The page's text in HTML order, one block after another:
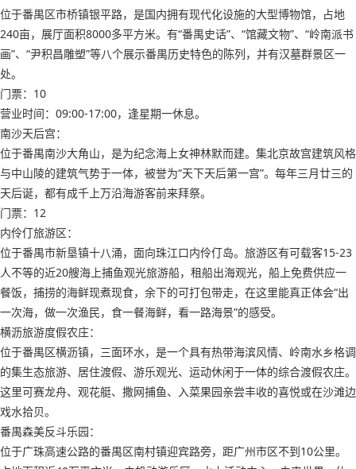
位于番禺区市桥镇银平路，是国内拥有现代化设施的大型博物馆，占地
240亩，展厅面积8000多平方米。有“番禺史话”、“馆藏文物”、“岭南派书
画”、“尹积昌雕塑”等八个展示番禺历史特色的陈列，并有汉墓群景区一
处。
门票：10
营业时间：09:00-17:00，逢星期一休息。
南沙天后宫：
位于番禺南沙大角山，是为纪念海上女神林默而建。集北京故宫建筑风格
与中山陵的建筑气势于一体，被誉为“天下天后第一宫”。每年三月廿三的
天后诞，都有成千上万沿海游客前来拜祭。
门票：12
内伶仃旅游区：
位于番禺市新垦镇十八涌，面向珠江口内伶仃岛。旅游区有可载客15-23
人不等的近20艘海上捕鱼观光旅游船，租船出海观光，船上免费供应一
餐饭，捕捞的海鲜现煮现食，余下的可打包带走，在这里能真正体会“出
一次海，做一次渔民，食一餐海鲜，看一路海景”的感受。
横沥旅游度假农庄：
位于番禺区横沥镇，三面环水，是一个具有热带海滨风情、岭南水乡格调
的集生态旅游、居住渡假、游乐观光、运动休闲于一体的综合渡假农庄。
这里可赛龙舟、观花艇、撒网捕鱼、入菜果园亲尝丰收的喜悦或在沙滩边
戏水拾贝。
番禺森美反斗乐园：
位于广珠高速公路的番禺区南村镇迎宾路旁，距广州市区不到10公里。